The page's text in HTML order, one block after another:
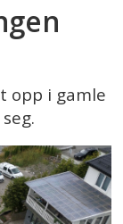
opp i gamle